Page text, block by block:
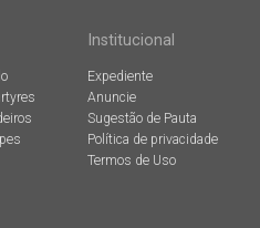
Institucional
Expediente
Anuncie
Sugestão de Pauta
Política de privacidade
Termos de Uso